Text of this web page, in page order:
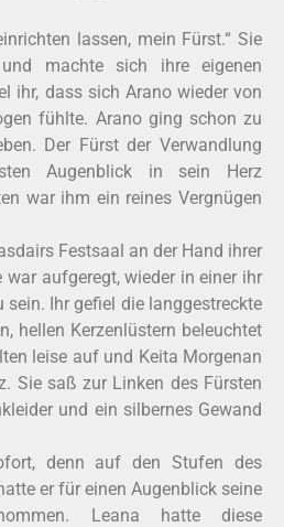
lassen, mein Fürst.“ Sie
machte sich ihre eigenen
ihr, dass sich Arano wieder von
fühlte. Arano ging schon zu
Der Fürst der Verwandlung
Augenblick in sein Herz
war ihm ein reines Vergnügen
Festsaal an der Hand ihrer
war aufgeregt, wieder in einer ihr
sein. Ihr gefiel die langgestreckte
hellen Kerzenlüstern beleuchtet
leise auf und Keita Morgenan
Sie saß zur Linken des Fürsten
und ein silbernes Gewand
denn auf den Stufen des
er für einen Augenblick seine
Leana hatte diese